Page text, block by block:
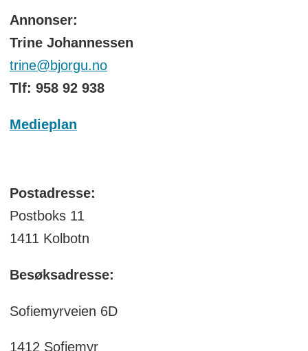
Annonser:
Trine Johannessen
trine@bjorgu.no
Tlf: 958 92 938
Medieplan
Postadresse:
Postboks 11
1411 Kolbotn
Besøksadresse:
Sofiemyrveien 6D
1412 Sofiemyr